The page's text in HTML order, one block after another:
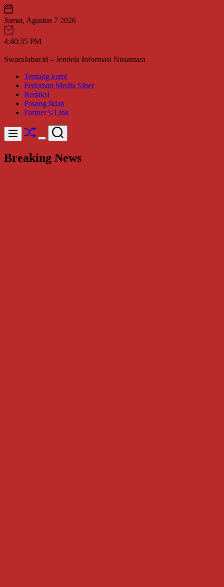
Skip
to
content
Jumat, Agustus 7 2026
4:40:36 PM
SwaraJabar.id – Jendela Informasi Nusantara
Tentang kami
Pedoman Media Siber
Redaksi
Pasang Iklan
Partner’s Link
Menu Shuffle
Switch
mode
Search
Breaking News